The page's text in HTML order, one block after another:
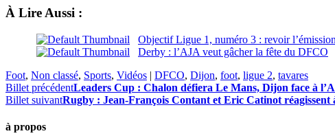
À Lire Aussi :
Objectif Ligue 1, numéro 3 : revoir
Derby : l’AJA veut gâcher la fête du DFCO
Foot, Non classé, Sports, Vidéos | DFCO, Dijon, foot, ligue 2, tavares
Billet précédentLeaders Cup : Chalon défiera Le Mans, Dijon face à
Billet suivantRugby : Jean-François Contant et Eric Catinot réagissent
à propos